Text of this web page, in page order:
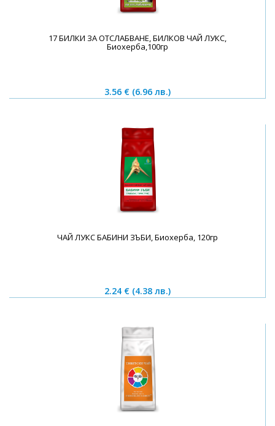
17 БИЛКИ ЗА ОТСЛАБВАНЕ, БИЛКОВ ЧАЙ ЛУКС,
Биохерба,100гр
3.56 € (6.96 лв.)
ЧАЙ ЛУКС БАБИНИ ЗЪБИ, Биохерба, 120гр
2.24 € (4.38 лв.)